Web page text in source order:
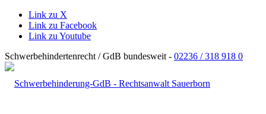
Link zu X
Link zu Facebook
Link zu Youtube
Schwerbehindertenrecht / GdB bundesweit - 02236 / 318 918 0